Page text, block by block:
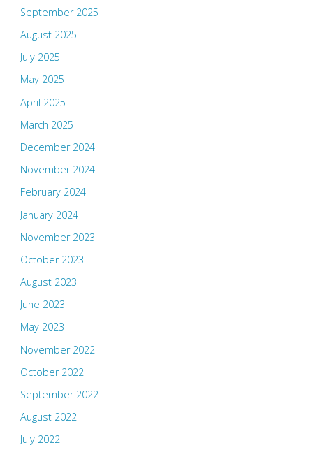
September 2025
August 2025
July 2025
May 2025
April 2025
March 2025
December 2024
November 2024
February 2024
January 2024
November 2023
October 2023
August 2023
June 2023
May 2023
November 2022
October 2022
September 2022
August 2022
July 2022